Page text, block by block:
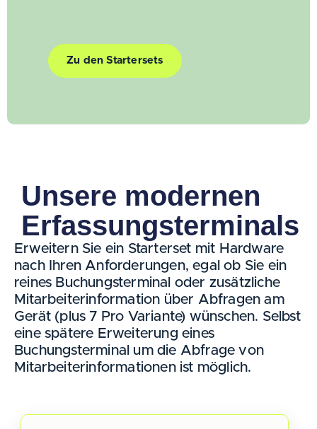
Zu den Startersets
Unsere modernen
Erfassungsterminals
Erweitern Sie ein Starterset mit Hardware
nach Ihren Anforderungen, egal ob Sie ein
reines Buchungsterminal oder zusätzliche
Mitarbeiterinformation über Abfragen am
Gerät (plus 7 Pro Variante) wünschen. Selbst
eine spätere Erweiterung eines
Buchungsterminal um die Abfrage von
Mitarbeiterinformationen ist möglich.